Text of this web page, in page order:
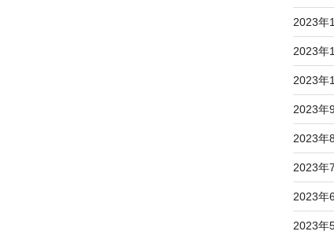
2023年
2023年
2023年
2023年
2023年
2023年
2023年
2023年